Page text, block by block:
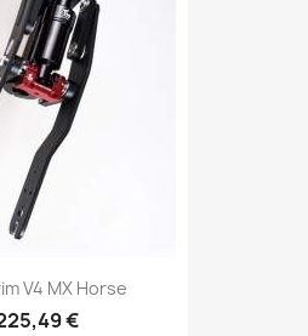
V4 MX Horse
€